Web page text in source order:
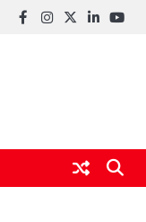
Facebook
instagram
twitter
linkedin